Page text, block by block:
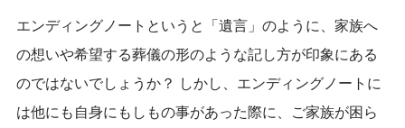
エンディングノートというと「遺言」のように、家族へ
の想いや希望する葬儀の形のような記し方が印象にある
のではないでしょうか？ しかし、エンディングノートに
は他にも自身にもしもの事があった際に、ご家族が困ら